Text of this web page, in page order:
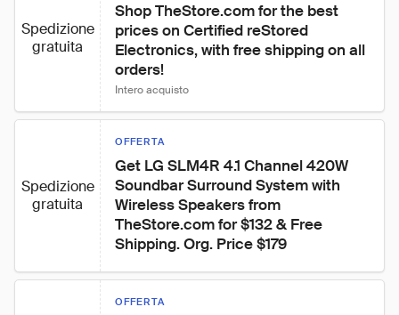
Spedizione
gratuita
Shop TheStore.com for the best
prices on Certified reStored
Electronics, with free shipping on all
orders!
Intero acquisto
Spedizione
gratuita
OFFERTA
Get LG SLM4R 4.1 Channel 420W
Soundbar Surround System with
Wireless Speakers from
TheStore.com for $132 & Free
Shipping. Org. Price $179
OFFERTA